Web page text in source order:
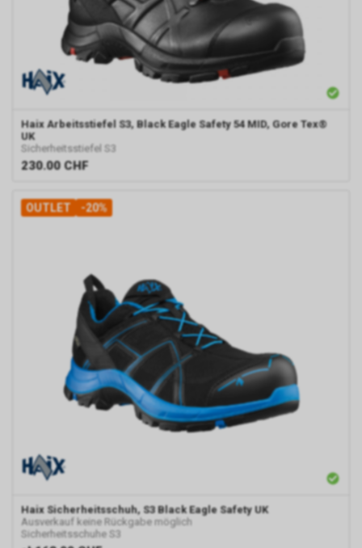
Haix Arbeitsstiefel S3, Black Eagle Safety 54 MID, Gore Tex®
UK
Sicherheitsstiefel S3
230.00 CHF
OUTLET -20%
Haix Sicherheitsschuh, S3 Black Eagle Safety UK
Ausverkauf keine Rückgabe möglich
Sicherheitsschuhe S3